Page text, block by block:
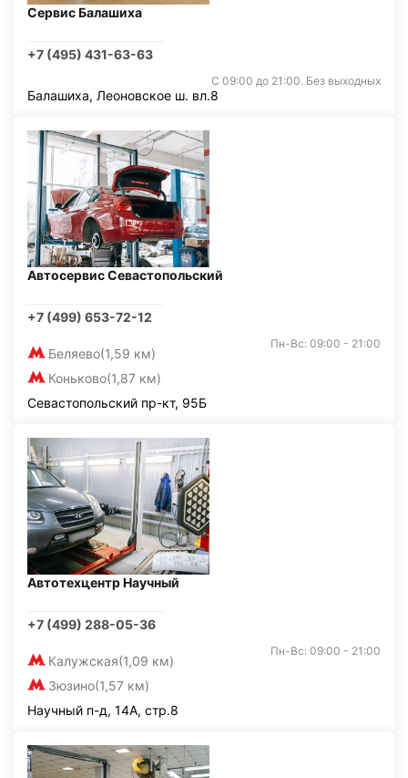
Сервис Балашиха
+7 (495) 431-63-63
С 09:00 до 21:00. Без выходных
Балашиха, Леоновское ш. вл.8
Автосервис Севастопольский
+7 (499) 653-72-12
Беляево(1,59 км)
Коньково(1,87 км)
Пн-Вс: 09:00 - 21:00
Севастопольский пр-кт, 95Б
Автотехцентр Научный
+7 (499) 288-05-36
Калужская(1,09 км)
Зюзино(1,57 км)
Пн-Вс: 09:00 - 21:00
Научный п-д, 14А, стр.8